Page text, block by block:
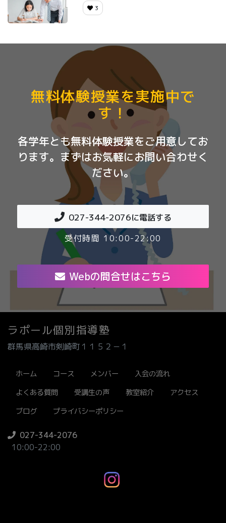
3
無料体験授業を実施中で
す！
各学年とも無料体験授業をご用意してお
ります。まずはお気軽にお問い合わせく
ださい。
027-344-2076に電話する
受付時間 10:00-22:00
Webの問合せはこちら
ラポール個別指導塾
群馬県高崎市剣崎町１１５２－１
ホーム コース メンバー
入会の流れ
よくある質問
受講生の声 教室紹介
アクセス
ブログ
プライバシーポリシー
027-344-2076
10:00-22:00